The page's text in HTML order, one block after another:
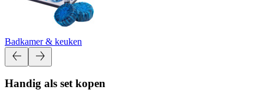
Badkamer & keuken
Handig als set kopen